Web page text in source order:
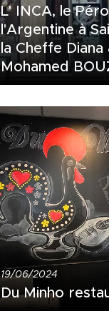
L' INCA, le
l'Argentine à
la Cheffe Diana
Mohamed
19/06/2024
Du Minho